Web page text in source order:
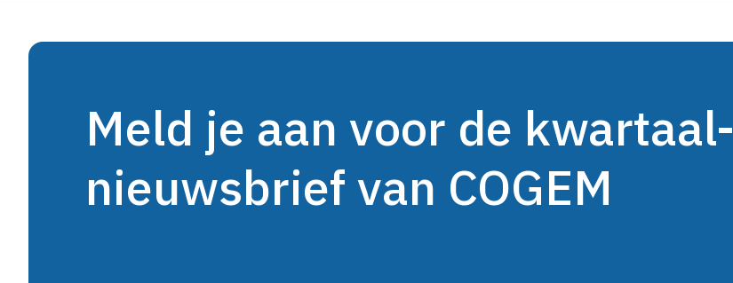
Meld je aan voor de kwartaal-
nieuwsbrief van COGEM